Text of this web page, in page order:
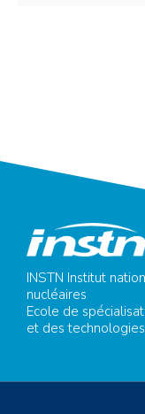
INSTN Institut
nucléaires
Ecole de
et des